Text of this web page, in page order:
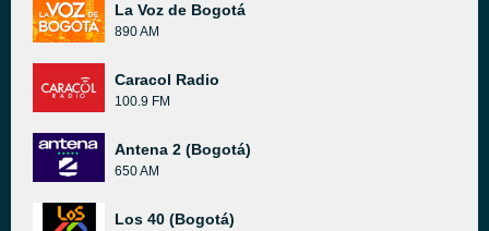
La Voz de Bogotá
890 AM
Caracol Radio
100.9 FM
Antena 2 (Bogotá)
650 AM
Los 40 (Bogotá)